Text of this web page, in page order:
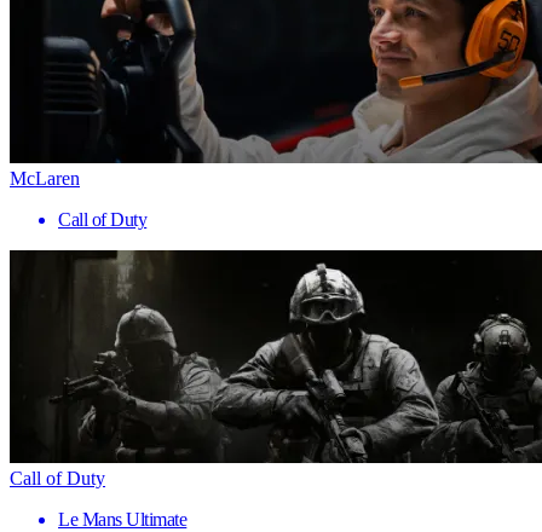
McLaren
Call of Duty
Call of Duty
Le Mans Ultimate